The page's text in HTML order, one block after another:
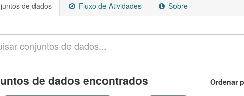
de dados Fluxo de Atividades Sobre
Ordenar
de dados encontrados